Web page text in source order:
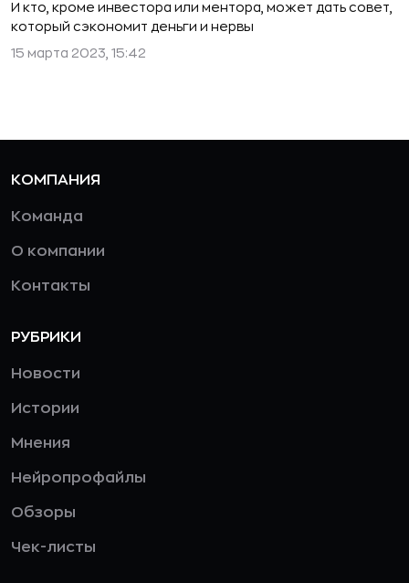
И кто, кроме инвестора или ментора, может дать совет,
который сэкономит деньги и нервы
15 марта 2023, 15:42
КОМПАНИЯ
Команда
О компании
Контакты
РУБРИКИ
Новости
Истории
Мнения
Нейропрофайлы
Обзоры
Чек-листы